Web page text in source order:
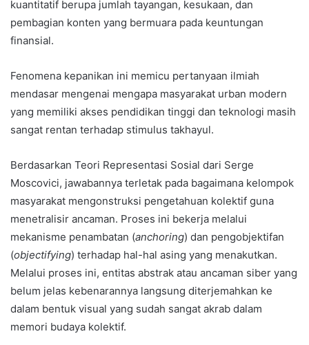
kuantitatif berupa jumlah tayangan, kesukaan, dan
pembagian konten yang bermuara pada keuntungan
finansial.
Fenomena kepanikan ini memicu pertanyaan ilmiah
mendasar mengenai mengapa masyarakat urban modern
yang memiliki akses pendidikan tinggi dan teknologi masih
sangat rentan terhadap stimulus takhayul.
Berdasarkan Teori Representasi Sosial dari Serge
Moscovici, jawabannya terletak pada bagaimana kelompok
masyarakat mengonstruksi pengetahuan kolektif guna
menetralisir ancaman. Proses ini bekerja melalui
mekanisme penambatan (anchoring) dan pengobjektifan
(objectifying) terhadap hal-hal asing yang menakutkan.
Melalui proses ini, entitas abstrak atau ancaman siber yang
belum jelas kebenarannya langsung diterjemahkan ke
dalam bentuk visual yang sudah sangat akrab dalam
memori budaya kolektif.